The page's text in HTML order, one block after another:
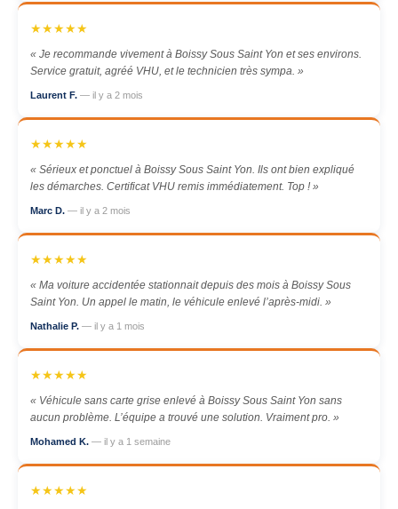
★★★★★
« Je recommande vivement à Boissy Sous Saint Yon et ses environs.
Service gratuit, agréé VHU, et le technicien très sympa. »
Laurent F. — il y a 2 mois
★★★★★
« Sérieux et ponctuel à Boissy Sous Saint Yon. Ils ont bien expliqué
les démarches. Certificat VHU remis immédiatement. Top ! »
Marc D. — il y a 2 mois
★★★★★
« Ma voiture accidentée stationnait depuis des mois à Boissy Sous
Saint Yon. Un appel le matin, le véhicule enlevé l’après-midi. »
Nathalie P. — il y a 1 mois
★★★★★
« Véhicule sans carte grise enlevé à Boissy Sous Saint Yon sans
aucun problème. L’équipe a trouvé une solution. Vraiment pro. »
Mohamed K. — il y a 1 semaine
★★★★★